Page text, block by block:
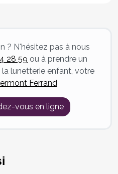
? N'hésitez pas à nous
28 59 ou à prendre un
lunetterie enfant, votre
Ferrand
vous en ligne